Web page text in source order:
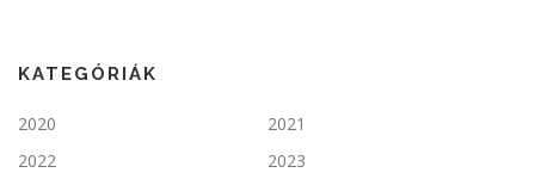
KATEGÓRIÁK
2020
2021
2022
2023